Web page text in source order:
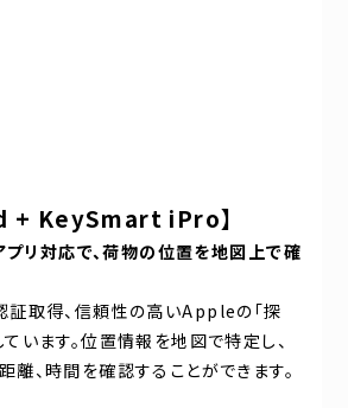
+ KeySmart iPro】
プリ対応で、荷物の位置を地図上で確
取得、信頼性の高いAppleの「探
います。位置情報を地図で特定し、
離、時間を確認することができます。